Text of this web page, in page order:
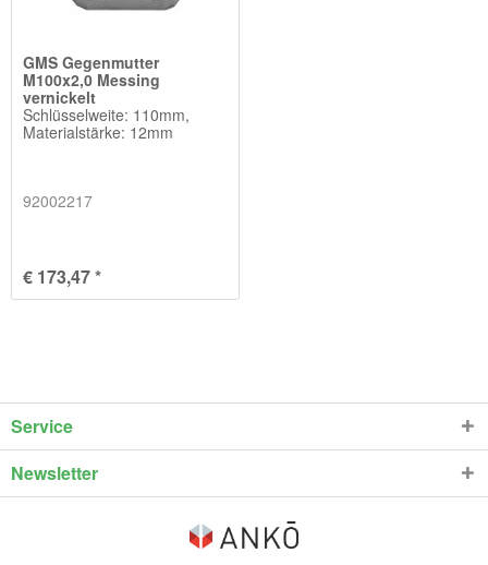
GMS Gegenmutter
M100x2,0 Messing
vernickelt
Schlüsselweite: 110mm,
Materialstärke: 12mm
92002217
€ 173,47 *
Service
Newsletter